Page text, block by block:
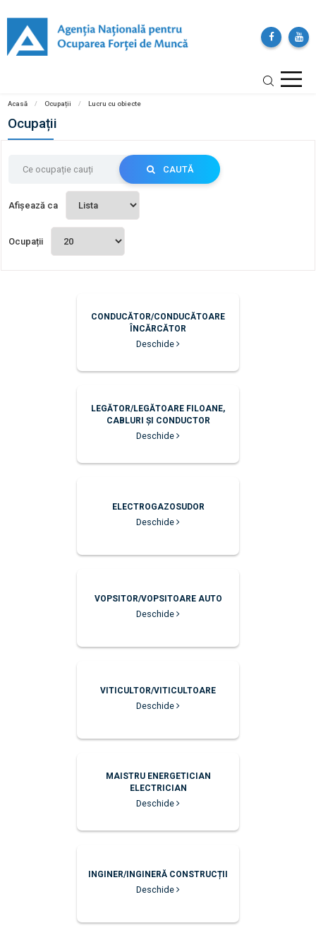
Acasă / Ocupații / Lucru cu obiecte
Ocupații
CAUTĂ
Afișează ca
Ocupații
CONDUCĂTOR/CONDUCĂTOARE
ÎNCĂRCĂTOR
Deschide
LEGĂTOR/LEGĂTOARE FILOANE,
CABLURI ŞI CONDUCTOR
Deschide
ELECTROGAZOSUDOR
Deschide
VOPSITOR/VOPSITOARE AUTO
Deschide
VITICULTOR/VITICULTOARE
Deschide
MAISTRU ENERGETICIAN
ELECTRICIAN
Deschide
INGINER/INGINERĂ CONSTRUCȚII
Deschide